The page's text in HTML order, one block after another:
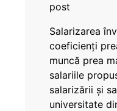
post
Salarizarea
coeficienți
muncă prea
salariile
salarizării și
universitate